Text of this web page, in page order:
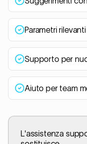
Parametri
Supporto per
Aiuto per team
L'assistenza